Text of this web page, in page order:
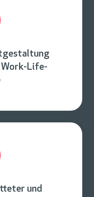
Work-Life-
und